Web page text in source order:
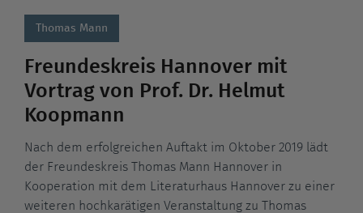
Thomas Mann
Freundeskreis Hannover mit
Vortrag von Prof. Dr. Helmut
Koopmann
Nach dem erfolgreichen Auftakt im Oktober 2019 lädt
der Freundeskreis Thomas Mann Hannover in
Kooperation mit dem Literaturhaus Hannover zu einer
weiteren hochkarätigen Veranstaltung zu Thomas